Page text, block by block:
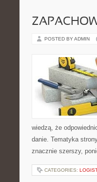
POSTED BY ADMIN
wiedzą, że
danie. Tematyka
znacznie szerszy,
CATEGORIES: